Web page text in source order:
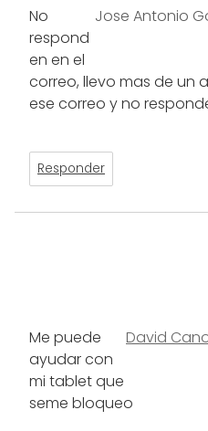
Jose Antonio
No
respond
en en el
correo, llevo mas de un
ese correo y no
Responder
David
Me puede
ayudar con
mi tablet que
seme bloqueo